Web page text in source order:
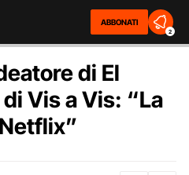
ABBONATI
2
di El
Vis a Vis: “La